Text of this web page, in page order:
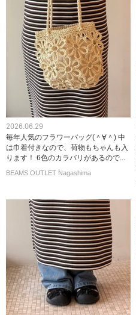
2026.06.29
毎年人気のフラワーバッグ(＾∀＾) 中
は巾着付きなので、荷物もちゃんも入
ります！ 6色のカラバリがあるので...
BEAMS OUTLET Nagashima